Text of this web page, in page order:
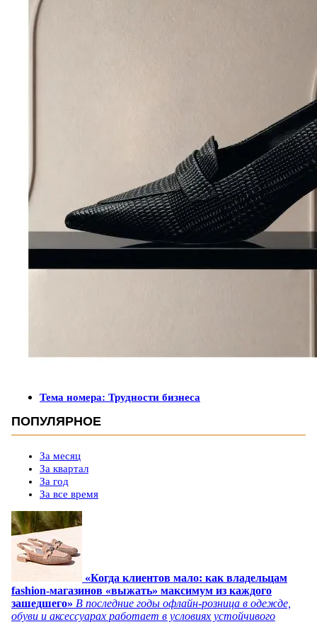
Тема номера: Трудности бизнеса
ПОПУЛЯРНОЕ
За месяц
За квартал
За год
За все время
«Когда клиентов мало: как владельцам
fashion-магазинов «выжать» максимум из каждого
зашедшего» В последние годы офлайн-розница в одежде,
обуви и аксессуарах работает в условиях устойчивого